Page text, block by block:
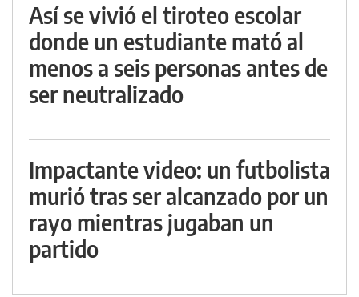
Así se vivió el tiroteo escolar
donde un estudiante mató al
menos a seis personas antes de
ser neutralizado
Impactante video: un futbolista
murió tras ser alcanzado por un
rayo mientras jugaban un
partido